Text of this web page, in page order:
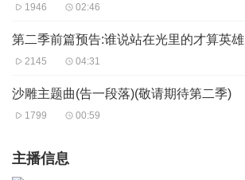
1946 02:46
第二季前篇预告:谁说站在光里的才算英雄
2145 04:31
沙雕主题曲(告一段落)(敬请期待第二季)
1799 00:59
主播信息